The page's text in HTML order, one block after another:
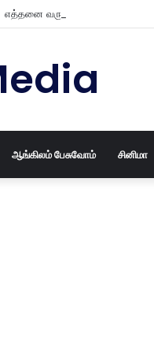
எத்தனை வருட பழைய
ஆங்கிலம் பேசுவோம் சினிமா